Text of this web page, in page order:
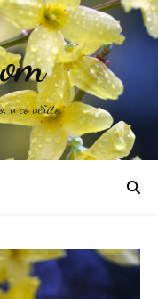
v co věříte.